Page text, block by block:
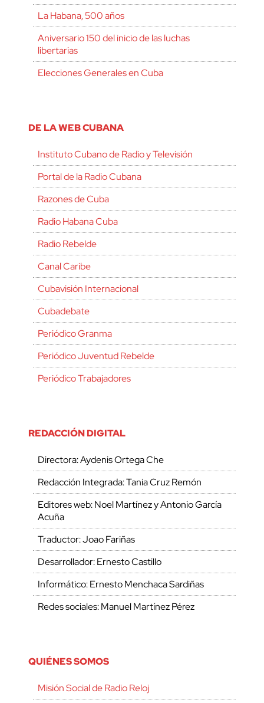
La Habana, 500 años
Aniversario 150 del inicio de las luchas
libertarias
Elecciones Generales en Cuba
DE LA WEB CUBANA
Instituto Cubano de Radio y Televisión
Portal de la Radio Cubana
Razones de Cuba
Radio Habana Cuba
Radio Rebelde
Canal Caribe
Cubavisión Internacional
Cubadebate
Periódico Granma
Periódico Juventud Rebelde
Periódico Trabajadores
REDACCIÓN DIGITAL
Directora: Aydenis Ortega Che
Redacción Integrada: Tania Cruz Remón
Editores web: Noel Martínez y Antonio García
Acuña
Traductor: Joao Fariñas
Desarrollador: Ernesto Castillo
Informático: Ernesto Menchaca Sardiñas
Redes sociales: Manuel Martínez Pérez
QUIÉNES SOMOS
Misión Social de Radio Reloj